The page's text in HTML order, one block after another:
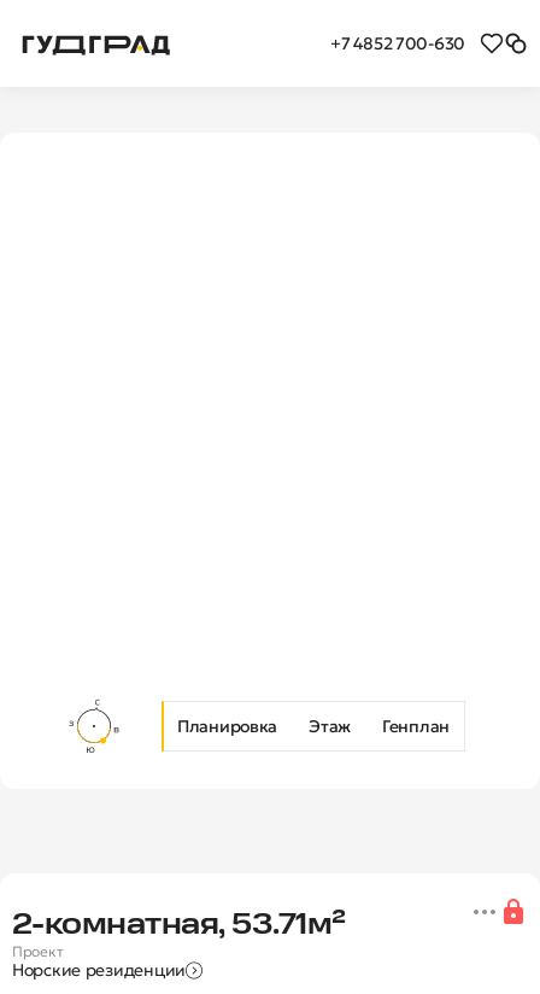
+7 4852 700-630
Планировка Этаж Генплан
Новая 2-комнатная квартира в
2‑комнатная, 53.71м²
Проект
Норские резиденции